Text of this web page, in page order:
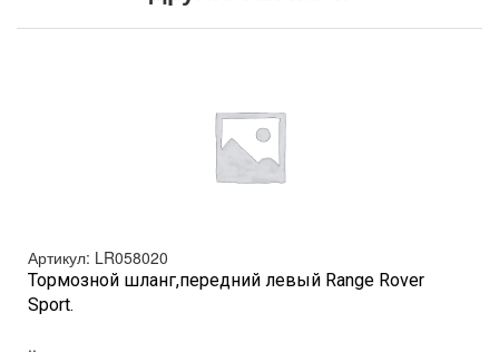
Артикул: LR058020
Тормозной шланг,передний левый Range Rover
Sport.
..